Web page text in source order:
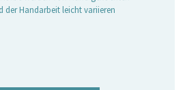
der Handarbeit leicht variieren